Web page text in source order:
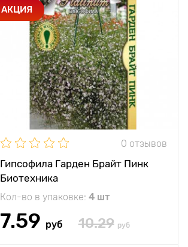
АКЦИЯ
0 отзывов
Гипсофила Гарден Брайт Пинк
Биотехника
Кол-во в упаковке: 4 шт
7.59 руб 10.29 руб
Особенности
Великолепен для
подвесных корзин
Высота растения 35 - 45 см
Растояние между
растениями
30 - 40 см
Местоположение солнечное место